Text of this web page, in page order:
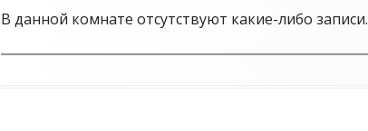
В данной комнате отсутствуют какие-либо записи.